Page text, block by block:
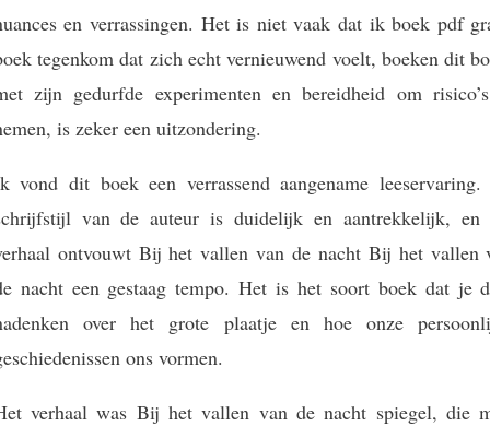
en verrassingen. Het is niet vaak dat ik boek pdf
tegenkom dat zich echt vernieuwend voelt, boeken dit
zijn gedurfde experimenten en bereidheid om
is zeker een uitzondering.
vond dit boek een verrassend aangename leeservaring.
van de auteur is duidelijk en aantrekkelijk, en
ontvouwt Bij het vallen van de nacht Bij het vallen
nacht een gestaag tempo. Het is het soort boek dat je
over het grote plaatje en hoe onze
ons vormen.
verhaal was Bij het vallen van de nacht spiegel, die